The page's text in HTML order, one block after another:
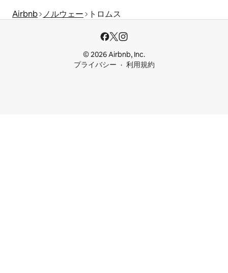
Airbnb ノルウェー トロムス
© 2026 Airbnb, Inc.
プライバシー
利用規約